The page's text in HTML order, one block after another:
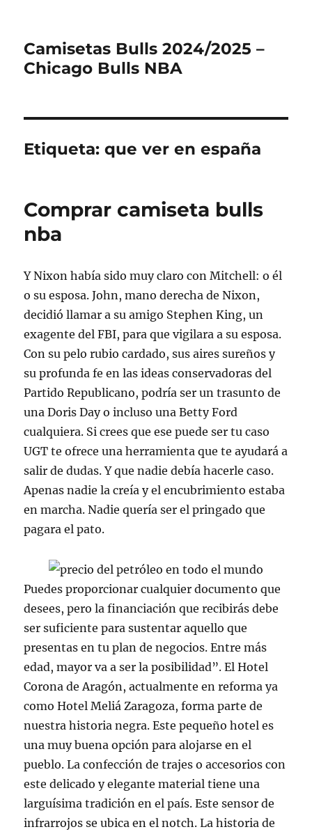
Camisetas Bulls 2024/2025 –
Chicago Bulls NBA
Etiqueta:que ver en españa
Comprar camiseta bulls
nba
Y Nixon había sido muy claro con Mitchell: o él
o su esposa. John, mano derecha de Nixon,
decidió llamar a su amigo Stephen King, un
exagente del FBI, para que vigilara a su esposa.
Con su pelo rubio cardado, sus aires sureños y
su profunda fe en las ideas conservadoras del
Partido Republicano, podría ser un trasunto de
una Doris Day o incluso una Betty Ford
cualquiera. Si crees que ese puede ser tu caso
UGT te ofrece una herramienta que te ayudará a
salir de dudas. Y que nadie debía hacerle caso.
Apenas nadie la creía y el encubrimiento estaba
en marcha. Nadie quería ser el pringado que
pagara el pato.
Puedes proporcionar cualquier documento que
desees, pero la financiación que recibirás debe
ser suficiente para sustentar aquello que
presentas en tu plan de negocios. Entre más
edad, mayor va a ser la posibilidad”. El Hotel
Corona de Aragón, actualmente en reforma ya
como Hotel Meliá Zaragoza, forma parte de
nuestra historia negra. Este pequeño hotel es
una muy buena opción para alojarse en el
pueblo. La confección de trajes o accesorios con
este delicado y elegante material tiene una
larguísima tradición en el país. Este sensor de
infrarrojos se ubica en el notch. La historia de